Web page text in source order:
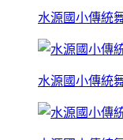
水源國小傳統
水源國小傳統